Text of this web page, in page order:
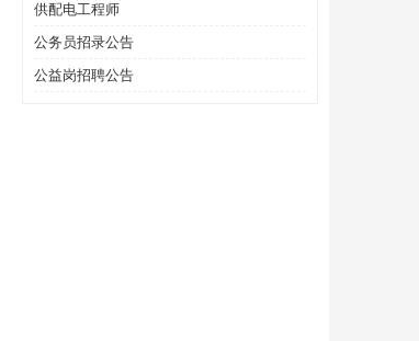
供配电工程师
公务员招录公告
公益岗招聘公告